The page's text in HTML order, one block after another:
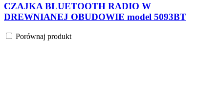
CZAJKA BLUETOOTH RADIO W
DREWNIANEJ OBUDOWIE model 5093BT
Porównaj produkt